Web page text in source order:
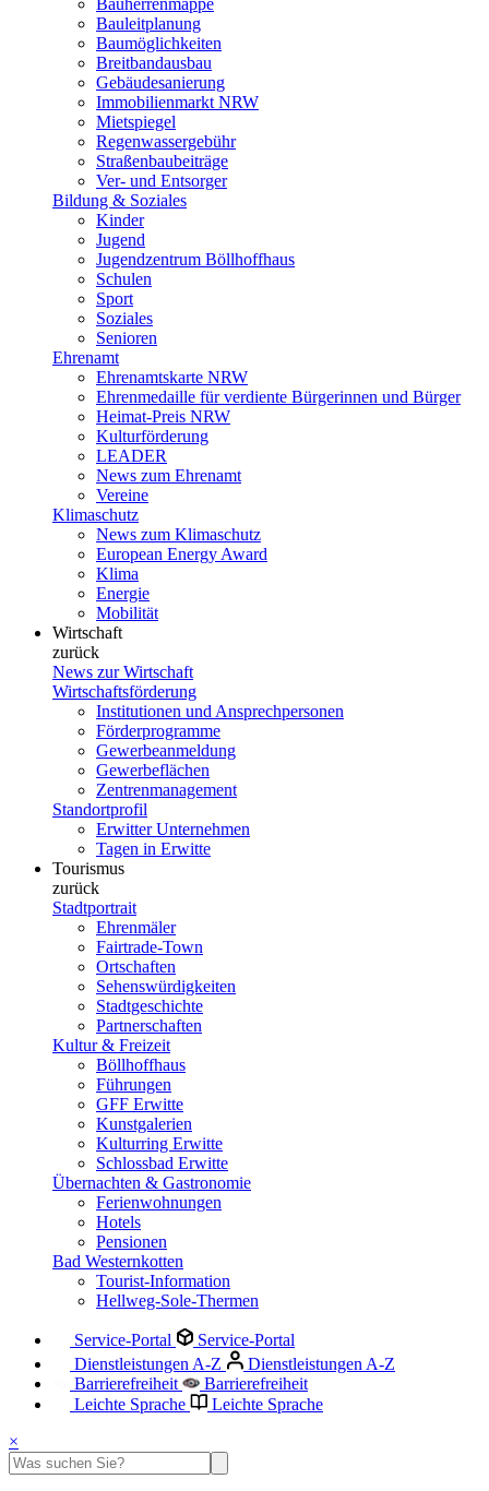
Bauherrenmappe
Bauleitplanung
Baumöglichkeiten
Breitbandausbau
Gebäudesanierung
Immobilienmarkt NRW
Mietspiegel
Regenwassergebühr
Straßenbaubeiträge
Ver- und Entsorger
Bildung & Soziales
Kinder
Jugend
Jugendzentrum Böllhoffhaus
Schulen
Sport
Soziales
Senioren
Ehrenamt
Ehrenamtskarte NRW
Ehrenmedaille für verdiente Bürgerinnen und Bürger
Heimat-Preis NRW
Kulturförderung
LEADER
News zum Ehrenamt
Vereine
Klimaschutz
News zum Klimaschutz
European Energy Award
Klima
Energie
Mobilität
Wirtschaft
zurück
News zur Wirtschaft
Wirtschaftsförderung
Institutionen und Ansprechpersonen
Förderprogramme
Gewerbeanmeldung
Gewerbeflächen
Zentrenmanagement
Standortprofil
Erwitter Unternehmen
Tagen in Erwitte
Tourismus
zurück
Stadtportrait
Ehrenmäler
Fairtrade-Town
Ortschaften
Sehenswürdigkeiten
Stadtgeschichte
Partnerschaften
Kultur & Freizeit
Böllhoffhaus
Führungen
GFF Erwitte
Kunstgalerien
Kulturring Erwitte
Schlossbad Erwitte
Übernachten & Gastronomie
Ferienwohnungen
Hotels
Pensionen
Bad Westernkotten
Tourist-Information
Hellweg-Sole-Thermen
Service-Portal
Service-Portal
Dienstleistungen A-Z
Dienstleistungen A-Z
Barrierefreiheit
Barrierefreiheit
Leichte Sprache
Leichte Sprache
×